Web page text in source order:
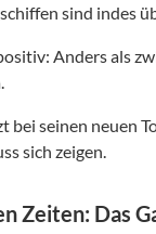
sind indes
Anders als
bei seinen neuen
sich zeigen.
Zeiten: Das